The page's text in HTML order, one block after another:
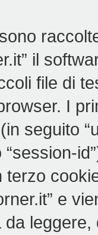
il
file di
I
seguito
terzo
e